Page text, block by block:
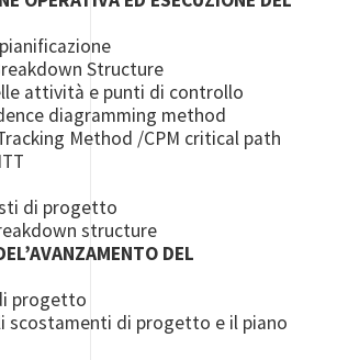
Structure
attività e punti di controllo
diagramming method
Method /CPM critical path
di progetto
structure
DEL
progetto
scostamenti di progetto e il piano